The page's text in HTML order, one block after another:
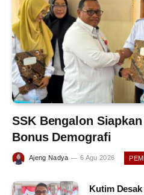
SSK Bengalon
Bonus Demografi
Ajeng Nadya 6 Agu 2026
Kutim